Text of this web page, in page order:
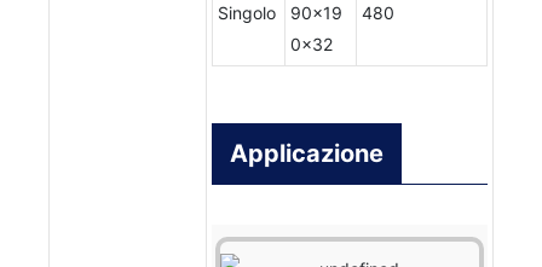
Singolo
90x19
0x32
480
Applicazione